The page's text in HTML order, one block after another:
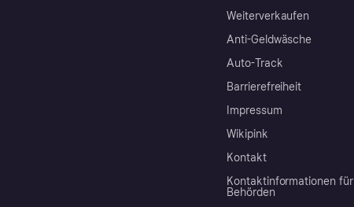
Weiterverkaufen
Anti-Geldwäsche
Auto-Track
Barrierefreiheit
Impressum
Wikipink
Kontakt
Kontaktinformationen für
Behörden